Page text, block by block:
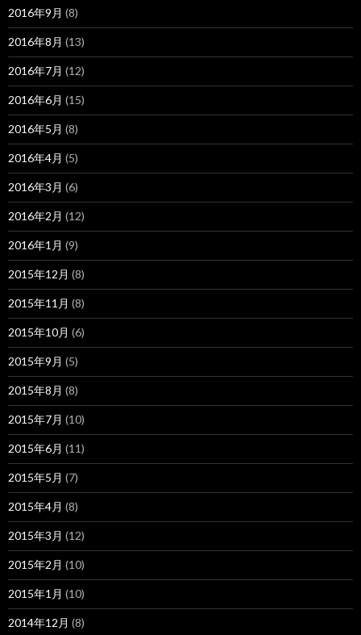
2016年9月 (8)
2016年8月 (13)
2016年7月 (12)
2016年6月 (15)
2016年5月 (8)
2016年4月 (5)
2016年3月 (6)
2016年2月 (12)
2016年1月 (9)
2015年12月 (8)
2015年11月 (8)
2015年10月 (6)
2015年9月 (5)
2015年8月 (8)
2015年7月 (10)
2015年6月 (11)
2015年5月 (7)
2015年4月 (8)
2015年3月 (12)
2015年2月 (10)
2015年1月 (10)
2014年12月 (8)